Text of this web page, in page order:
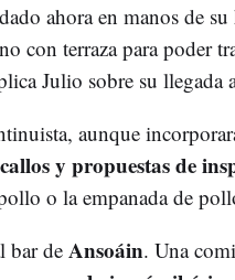
ahora en manos de
con terraza para poder
Julio sobre su llegada
aunque
y propuestas de
o la empanada de
bar deAnsoáin. Una